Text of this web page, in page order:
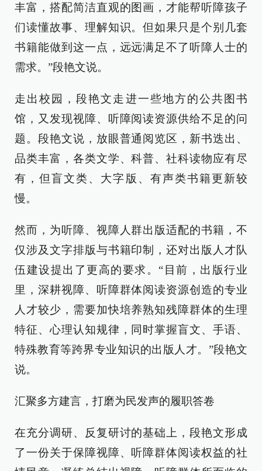
丰富，搭配简洁直观的图画，才能帮听障孩子
们读懂故事、理解知识。但如果只是个别几套
书籍能做到这一点，远远满足不了听障人士的
需求。”段艳文说。
走出校园，段艳文走进一些地方的公共图书
馆，又发现视障、听障阅读资源供给不足的问
题。段艳文说，放眼普通阅览区，新书迭出、
品类丰富，各类文学、科普、社科读物应有尽
有，但盲文类、大字版、有声类书籍更新较
慢。
然而，为听障、视障人群出版适配的书籍，不
仅涉及文字排版与书籍印制，还对出版人才队
伍建设提出了更高的要求。“目前，出版行业
里，深耕视障、听障群体阅读资源创造的专业
人才较少，需要加快培养熟知残障群体的生理
特征、心理认知规律，同时掌握盲文、手语、
特殊教育等跨界专业知识的出版人才。”段艳文
说。
汇聚多方建言，打磨为民发声的履职答卷
在充分调研、反复研讨的基础上，段艳文形成
了一份关于保障视障、听障群体阅读权益的社